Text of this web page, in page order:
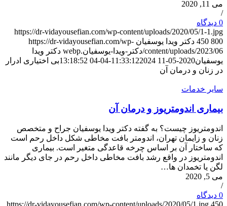
می 11, 2020
/
0 دیدگاه‌
https://dr-vidayousefian.com/wp-content/uploads/2020/05/1-1.jpg
450 800 دکتر ویدا یوسفیان https://dr-vidayousefian.com/wp-
content/uploads/2023/06/دکتر-ویدا-یوسفیان.webp
دکتر ویدا
یوسفیان2020-05-11 11:33:12
2024-04-04 13:18:52
بی اختیاری ادرار
در زنان و درمان آن
سایر خدمات
بیماری اندومتریوز و درمان آن
اندومتریوز چیست؟ به گفته دکتر ویدا یوسفیان جراح و متخصص
زنان و زایمان تهران، اندومتر بافت مخاطی شکل داخل رحم است
که ساختار آن بر اساس چرخه قاعدگی متغیر است. بیماری
اندومتریوز در واقع رشد بافت مخاطی داخل رحم در جای دیگر مانند
لگن یا تخمدان ها…
می 5, 2020
/
0 دیدگاه‌